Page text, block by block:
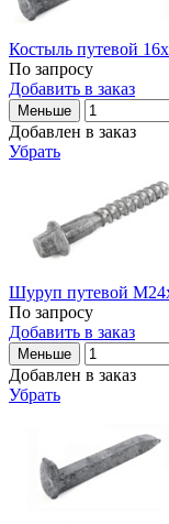
Костыль путевой
По запросу
Добавить в заказ
Меньше
Добавлен в заказ
Убрать
Шуруп путевой
По запросу
Добавить в заказ
Меньше
Добавлен в заказ
Убрать